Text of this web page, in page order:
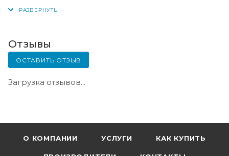
Отзывы
ОСТАВИТЬ ОТЗЫВ
Загрузка отзывов...
О КОМПАНИИ УСЛУГИ КАК КУПИТЬ